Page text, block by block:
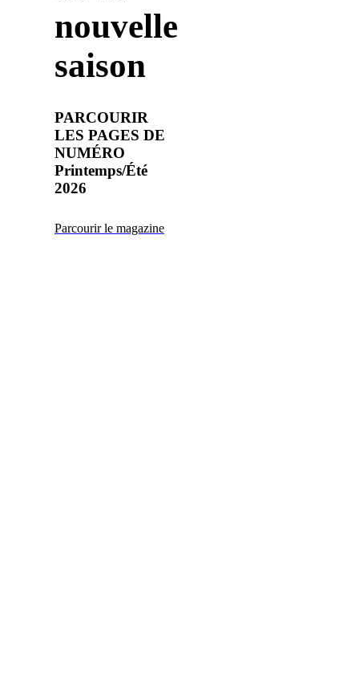
nouvelle
saison
PARCOURIR
LES PAGES DE
NUMÉRO
Printemps/Été
2026
Parcourir le magazine